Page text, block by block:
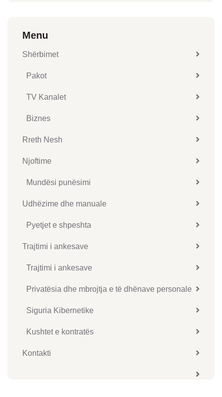
Menu
Shërbimet
Pakot
TV Kanalet
Biznes
Rreth Nesh
Njoftime
Mundësi punësimi
Udhëzime dhe manuale
Pyetjet e shpeshta
Trajtimi i ankesave
Trajtimi i ankesave
Privatësia dhe mbrojtja e të dhënave personale
Siguria Kibernetike
Kushtet e kontratës
Kontakti